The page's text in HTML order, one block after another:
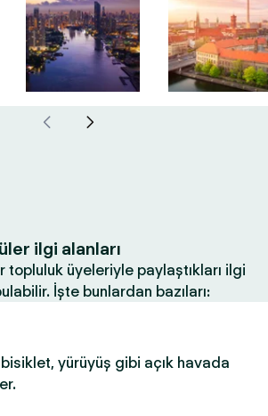
ilgi alanları
üyeleriyle paylaştıkları ilgi
İşte bunlardan bazıları:
yürüyüş gibi açık havada